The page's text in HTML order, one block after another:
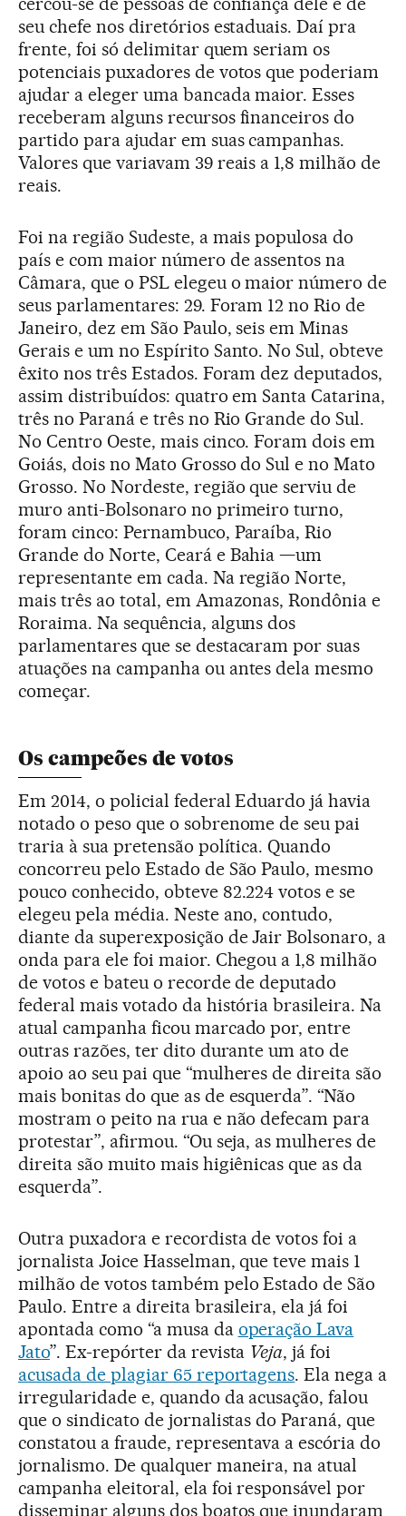
seu chefe nos diretórios estaduais. Daí pra
frente, foi só delimitar quem seriam os
potenciais puxadores de votos que poderiam
ajudar a eleger uma bancada maior. Esses
receberam alguns recursos financeiros do
partido para ajudar em suas campanhas.
Valores que variavam 39 reais a 1,8 milhão de
reais.
Foi na região Sudeste, a mais populosa do
país e com maior número de assentos na
Câmara, que o PSL elegeu o maior número de
seus parlamentares: 29. Foram 12 no Rio de
Janeiro, dez em São Paulo, seis em Minas
Gerais e um no Espírito Santo. No Sul, obteve
êxito nos três Estados. Foram dez deputados,
assim distribuídos: quatro em Santa Catarina,
três no Paraná e três no Rio Grande do Sul.
No Centro Oeste, mais cinco. Foram dois em
Goiás, dois no Mato Grosso do Sul e no Mato
Grosso. No Nordeste, região que serviu de
muro anti-Bolsonaro no primeiro turno,
foram cinco: Pernambuco, Paraíba, Rio
Grande do Norte, Ceará e Bahia —um
representante em cada. Na região Norte,
mais três ao total, em Amazonas, Rondônia e
Roraima. Na sequência, alguns dos
parlamentares que se destacaram por suas
atuações na campanha ou antes dela mesmo
começar.
Os campeões de votos
Em 2014, o policial federal Eduardo já havia
notado o peso que o sobrenome de seu pai
traria à sua pretensão política. Quando
concorreu pelo Estado de São Paulo, mesmo
pouco conhecido, obteve 82.224 votos e se
elegeu pela média. Neste ano, contudo,
diante da superexposição de Jair Bolsonaro, a
onda para ele foi maior. Chegou a 1,8 milhão
de votos e bateu o recorde de deputado
federal mais votado da história brasileira. Na
atual campanha ficou marcado por, entre
outras razões, ter dito durante um ato de
apoio ao seu pai que “mulheres de direita são
mais bonitas do que as de esquerda”. “Não
mostram o peito na rua e não defecam para
protestar”, afirmou. “Ou seja, as mulheres de
direita são muito mais higiênicas que as da
esquerda”.
Outra puxadora e recordista de votos foi a
jornalista Joice Hasselman, que teve mais 1
milhão de votos também pelo Estado de São
Paulo. Entre a direita brasileira, ela já foi
apontada como “a musa da operação Lava
Jato”. Ex-repórter da revista Veja, já foi
acusada de plagiar 65 reportagens. Ela nega a
irregularidade e, quando da acusação, falou
que o sindicato de jornalistas do Paraná, que
constatou a fraude, representava a escória do
jornalismo. De qualquer maneira, na atual
campanha eleitoral, ela foi responsável por
disseminar alguns dos boatos que inundaram